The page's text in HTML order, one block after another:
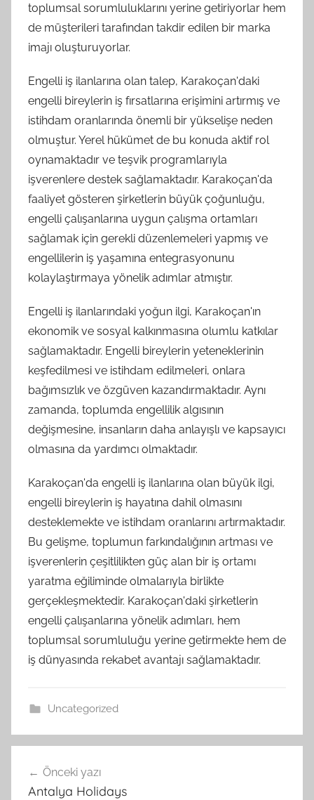
toplumsal sorumluluklarını yerine getiriyorlar hem
de müşterileri tarafından takdir edilen bir marka
imajı oluşturuyorlar.
Engelli iş ilanlarına olan talep, Karakoçan'daki
engelli bireylerin iş fırsatlarına erişimini artırmış ve
istihdam oranlarında önemli bir yükselişe neden
olmuştur. Yerel hükümet de bu konuda aktif rol
oynamaktadır ve teşvik programlarıyla
işverenlere destek sağlamaktadır. Karakoçan'da
faaliyet gösteren şirketlerin büyük çoğunluğu,
engelli çalışanlarına uygun çalışma ortamları
sağlamak için gerekli düzenlemeleri yapmış ve
engellilerin iş yaşamına entegrasyonunu
kolaylaştırmaya yönelik adımlar atmıştır.
Engelli iş ilanlarındaki yoğun ilgi, Karakoçan'ın
ekonomik ve sosyal kalkınmasına olumlu katkılar
sağlamaktadır. Engelli bireylerin yeteneklerinin
keşfedilmesi ve istihdam edilmeleri, onlara
bağımsızlık ve özgüven kazandırmaktadır. Aynı
zamanda, toplumda engellilik algısının
değişmesine, insanların daha anlayışlı ve kapsayıcı
olmasına da yardımcı olmaktadır.
Karakoçan'da engelli iş ilanlarına olan büyük ilgi,
engelli bireylerin iş hayatına dahil olmasını
desteklemekte ve istihdam oranlarını artırmaktadır.
Bu gelişme, toplumun farkındalığının artması ve
işverenlerin çeşitlilikten güç alan bir iş ortamı
yaratma eğiliminde olmalarıyla birlikte
gerçekleşmektedir. Karakoçan'daki şirketlerin
engelli çalışanlarına yönelik adımları, hem
toplumsal sorumluluğu yerine getirmekte hem de
iş dünyasında rekabet avantajı sağlamaktadır.
Uncategorized
gezinmesi
Önceki yazı
Antalya Holidays